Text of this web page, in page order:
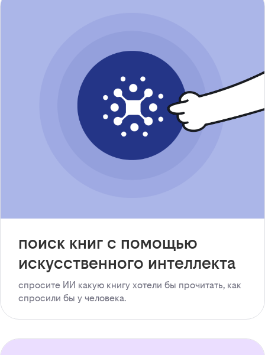
поиск книг с помощью
искусственного интеллекта
спросите ИИ какую книгу хотели бы прочитать, как
спросили бы у человека.